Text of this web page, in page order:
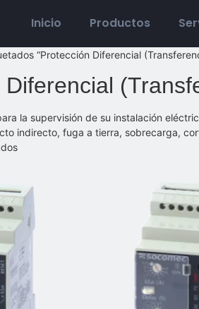
Inicio Productos
“Protección Diferencial
la supervisión de su instalación
indirecto, fuga a tierra, sobrecarga,